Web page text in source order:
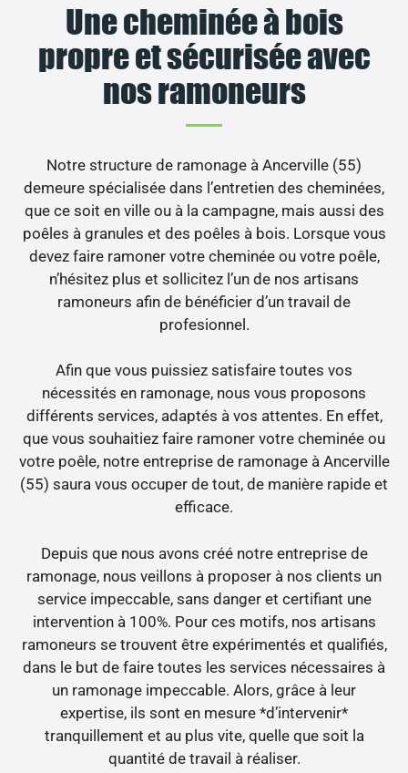
Une cheminée à bois
propre et sécurisée avec
nos ramoneurs
Notre structure de ramonage à Ancerville (55)
demeure spécialisée dans l’entretien des cheminées,
que ce soit en ville ou à la campagne, mais aussi des
poêles à granules et des poêles à bois. Lorsque vous
devez faire ramoner votre cheminée ou votre poêle,
n’hésitez plus et sollicitez l’un de nos artisans
ramoneurs afin de bénéficier d’un travail de
profesionnel.
Afin que vous puissiez satisfaire toutes vos
nécessités en ramonage, nous vous proposons
différents services, adaptés à vos attentes. En effet,
que vous souhaitiez faire ramoner votre cheminée ou
votre poêle, notre entreprise de ramonage à Ancerville
(55) saura vous occuper de tout, de manière rapide et
efficace.
Depuis que nous avons créé notre entreprise de
ramonage, nous veillons à proposer à nos clients un
service impeccable, sans danger et certifiant une
intervention à 100%. Pour ces motifs, nos artisans
ramoneurs se trouvent être expérimentés et qualifiés,
dans le but de faire toutes les services nécessaires à
un ramonage impeccable. Alors, grâce à leur
expertise, ils sont en mesure *d’intervenir*
tranquillement et au plus vite, quelle que soit la
quantité de travail à réaliser.